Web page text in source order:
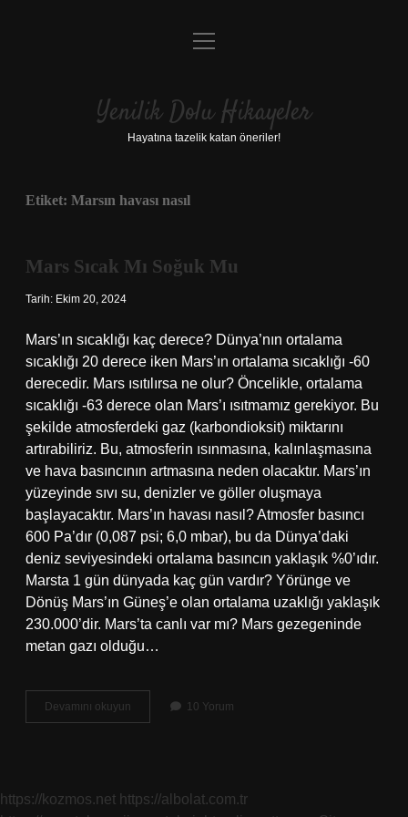
Anasayfa
Yasal Uyarı
menüyü
Yenilik Dolu Hikayeler
Hayatına tazelik katan öneriler!
Etiket: Marsın havası nasıl
Mars Sıcak Mı Soğuk Mu
Tarih: Ekim 20, 2024
Mars’ın sıcaklığı kaç derece? Dünya’nın ortalama
sıcaklığı 20 derece iken Mars’ın ortalama sıcaklığı -60
derecedir. Mars ısıtılırsa ne olur? Öncelikle, ortalama
sıcaklığı -63 derece olan Mars’ı ısıtmamız gerekiyor. Bu
şekilde atmosferdeki gaz (karbondioksit) miktarını
artırabiliriz. Bu, atmosferin ısınmasına, kalınlaşmasına
ve hava basıncının artmasına neden olacaktır. Mars’ın
yüzeyinde sıvı su, denizler ve göller oluşmaya
başlayacaktır. Mars’ın havası nasıl? Atmosfer basıncı
600 Pa’dır (0,087 psi; 6,0 mbar), bu da Dünya’daki
deniz seviyesindeki ortalama basıncın yaklaşık %0’ıdır.
Marsta 1 gün dünyada kaç gün vardır? Yörünge ve
Dönüş Mars’ın Güneş’e olan ortalama uzaklığı yaklaşık
230.000’dir. Mars’ta canlı var mı? Mars gezegeninde
metan gazı olduğu…
Devamını okuyun
Sıcak
10 Yorum
https://kozmos.net https://albolat.com.tr